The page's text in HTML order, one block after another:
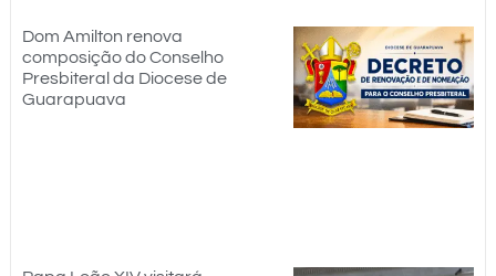
Dom Amilton renova
composição do Conselho
Presbiteral da Diocese de
Guarapuava